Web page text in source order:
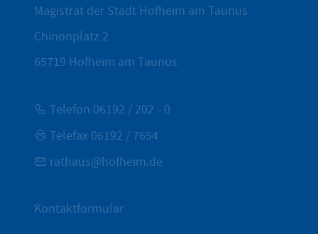
Magistrat der Stadt Hofheim am Taunus
Chinonplatz 2
65719 Hofheim am Taunus
Telefon 06192 / 202 - 0
Telefax 06192 / 7654
rathaus@hofheim.de
Kontaktformular